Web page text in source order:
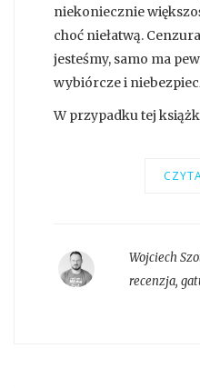
niekoniecznie
choć niełatwą.
jesteśmy, samo ma
wybiórcze i
W przypadku tej
Wojciech
recenzja,